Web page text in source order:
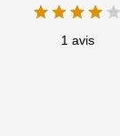
1 avis